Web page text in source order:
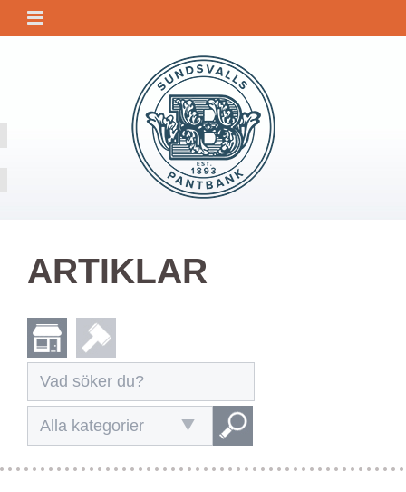
ARTIKLAR
Alla kategorier